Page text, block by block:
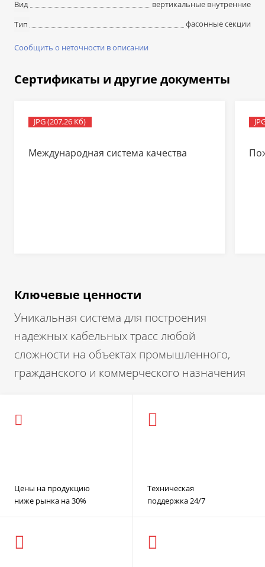
Вид
вертикальные внутренние
Тип
фасонные секции
Сообщить о неточности в описании
Сертификаты и другие документы
JPG (207,26 Кб)
Международная система качества
Ключевые ценности
Уникальная система для построения
надежных кабельных трасс любой
сложности на объектах промышленного,
гражданского и коммерческого назначения
Цены на продукцию
ниже рынка на 30%
Техническая
поддержка 24/7